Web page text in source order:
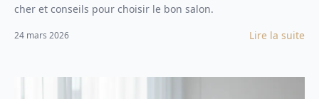
cher et conseils pour choisir le bon salon.
24 mars 2026 Lire la suite